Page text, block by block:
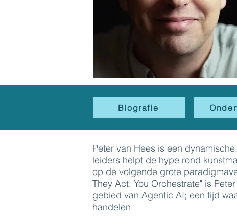
Biografie
Peter van Hees is een
leiders helpt de hype rond
op de volgende grote
They Act, You Orchestrate" is
gebied van Agentic AI; een tijd
handelen.